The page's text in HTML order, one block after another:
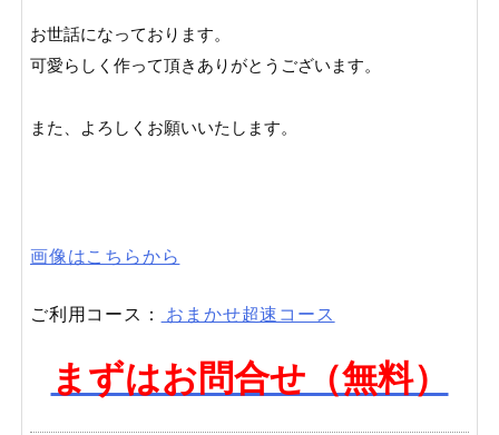
お世話になっております。
可愛らしく作って頂きありがとうございます。
また、よろしくお願いいたします。
画像はこちらから
ご利用コース： おまかせ超速コース
まずはお問合せ（無料）